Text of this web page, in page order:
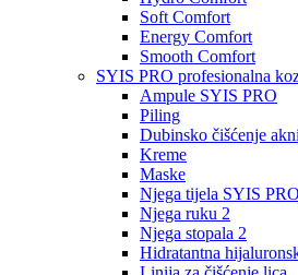
Soft Comfort
Energy Comfort
Smooth Comfort
SYIS PRO profesionalna
Ampule SYIS PRO
Piling
Dubinsko čišćenje akni
Kreme
Maske
Njega tijela SYIS PRO
Njega ruku 2
Njega stopala 2
Hidratantna